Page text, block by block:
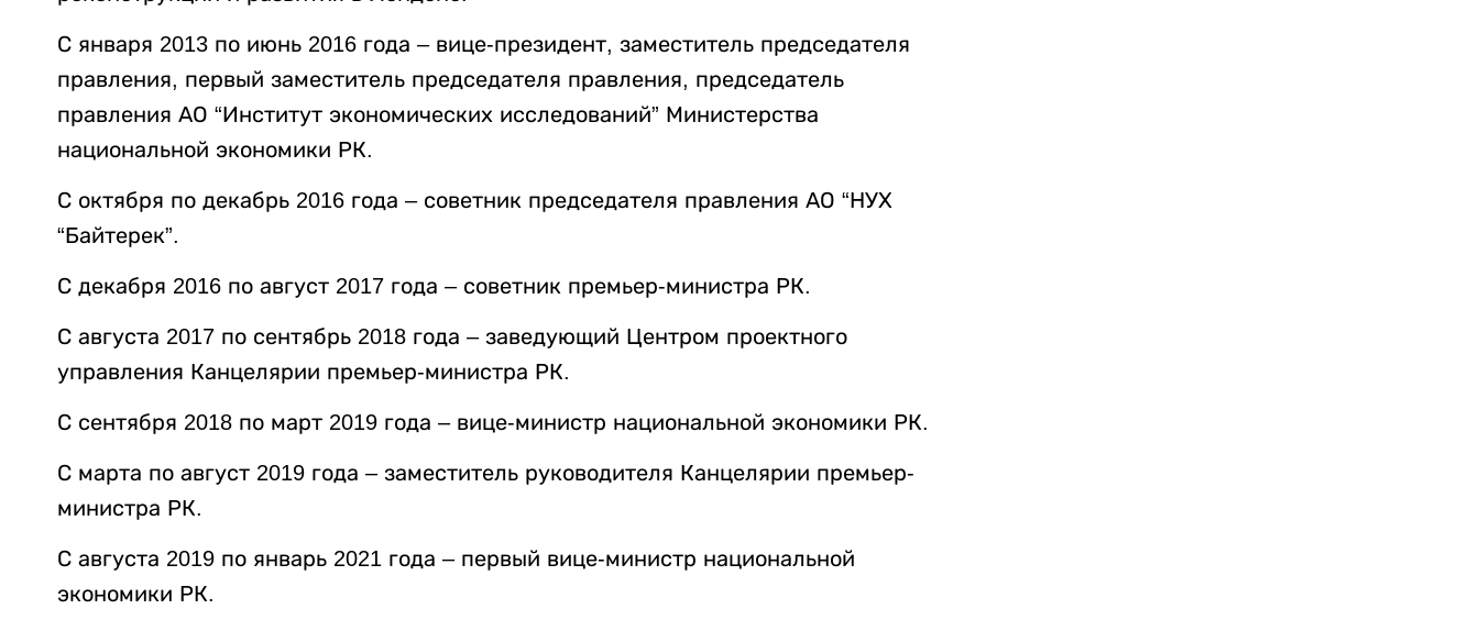
С января 2013 по июнь 2016 года – вице-президент, заместитель председателя
правления, первый заместитель председателя правления, председатель
правления АО “Институт экономических исследований” Министерства
национальной экономики РК.
С октября по декабрь 2016 года – советник председателя правления АО “НУХ
“Байтерек”.
С декабря 2016 по август 2017 года – советник премьер-министра РК.
С августа 2017 по сентябрь 2018 года – заведующий Центром проектного
управления Канцелярии премьер-министра РК.
С сентября 2018 по март 2019 года – вице-министр национальной экономики РК.
С марта по август 2019 года – заместитель руководителя Канцелярии премьер-
министра РК.
С августа 2019 по январь 2021 года – первый вице-министр национальной
экономики РК.